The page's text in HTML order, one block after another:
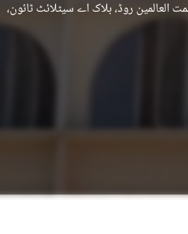
102 اے، رحمت العالمین روڈ، بلاک اے سیٹلائٹ ٹائون،